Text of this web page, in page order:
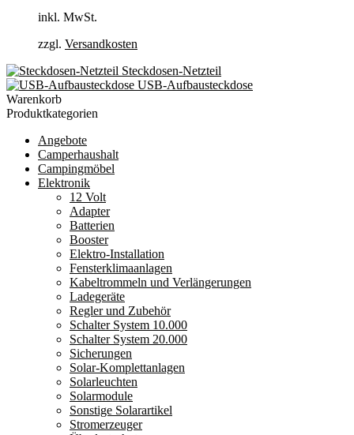
inkl. MwSt.
zzgl. Versandkosten
Steckdosen-Netzteil
USB-Aufbausteckdose
Warenkorb
Produktkategorien
Angebote
Camperhaushalt
Campingmöbel
Elektronik
12 Volt
Adapter
Batterien
Booster
Elektro-Installation
Fensterklimaanlagen
Kabeltrommeln und Verlängerungen
Ladegeräte
Regler und Zubehör
Schalter System 10.000
Schalter System 20.000
Sicherungen
Solar-Komplettanlagen
Solarleuchten
Solarmodule
Sonstige Solarartikel
Stromerzeuger